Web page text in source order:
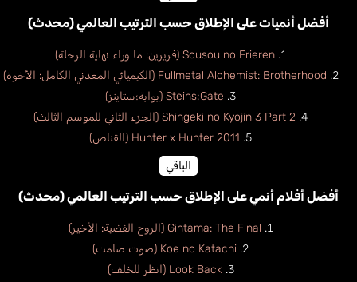
أفضل أنميات على الإطلاق حسب الترتيب العالمي (محدث)
Sousou no Frieren (فريرين: ما وراء نهاية الرحلة)
Fullmetal Alchemist: Brotherhood (الكيميائي المعدني الكامل: الأخوة)
Steins;Gate (بوابة؛ستاينز)
Shingeki no Kyojin 3 Part 2 (الجزء الثاني للموسم الثالث)
Hunter x Hunter 2011 (القناص)
الباقي
أفضل أفلام أنمي على الإطلاق حسب الترتيب العالمي (محدث)
Gintama: The Final (الروح الفضية: الأخير)
Koe no Katachi (صوت صامت)
Look Back (انظر للخلف)